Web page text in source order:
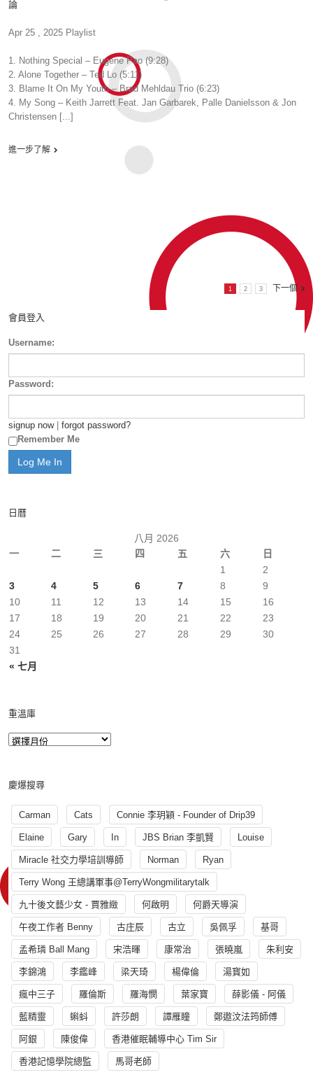
論
Apr 25 , 2025 Playlist
1. Nothing Special – Eugene Pao (9:28)
2. Alone Together – Ted Lo (5:11)
3. Blame It On My Youth – Brad Mehldau Trio (6:23)
4. My Song – Keith Jarrett Feat. Jan Garbarek, Palle Danielsson & Jon
Christensen [...]
進一步了解
1 2 3 下一個
會員登入
Username:
Password:
signup now| forgot password?
Remember Me
日曆
八月 2026
一
二 三 四 五 六 日
« 七月
1
2
3
4 5 6 7 8
9
10
11 12 13 14 15
16
17
18 19 20 21 22
23
24
25 26 27 28 29
30
31
重溫庫
慶爆搜尋
Carman Cats Connie 李玥穎 - Founder of Drip39
Elaine Gary In JBS Brian 李凱賢 Louise
Miracle 社交力學培訓導師 Norman Ryan
Terry Wong 王總講軍事@TerryWongmilitarytalk
九十後文藝少女 - 賈雅緻 何啟明 何爵天導演
午夜工作者 Benny 古庄辰 古立 吳佩孚 基哥
孟希璘 Ball Mang 宋浩暉 康常治 張曉嵐 朱利安
李錦鴻 李鑑峰 梁天琦 楊偉倫 湯寳如
瘋中三子 羅倫斯 羅海憫 葉家寶 薛影儀 - 阿儀
藍精靈 蝌蚪 許莎朗 譚雁瞳 鄭遨汶法筠師傅
阿銀 陳俊偉 香港催眠輔導中心 Tim Sir
香港記憶學院總監 馬哥老師